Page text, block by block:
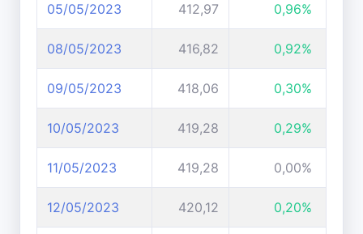
05/05/2023 412,97 0,96%
08/05/2023 416,82 0,92%
09/05/2023 418,06 0,30%
10/05/2023 419,28 0,29%
11/05/2023 419,28 0,00%
12/05/2023 420,12 0,20%